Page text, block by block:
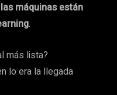
las máquinas están
.
más lista?
lo era la llegada